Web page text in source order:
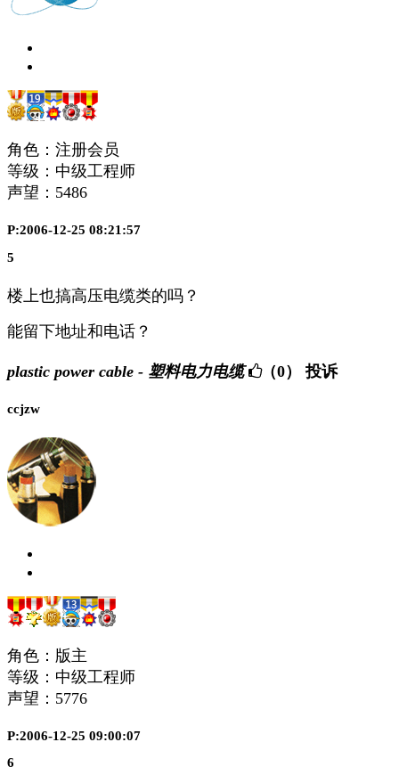
角色：注册会员
等级：中级工程师
声望： 5486
P:2006-12-25 08:21:57
5
楼上也搞高压电缆类的吗？
能留下地址和电话？
plastic power cable - 塑料电力电缆 （0） 投诉
ccjzw
角色：版主
等级：中级工程师
声望： 5776
P:2006-12-25 09:00:07
6